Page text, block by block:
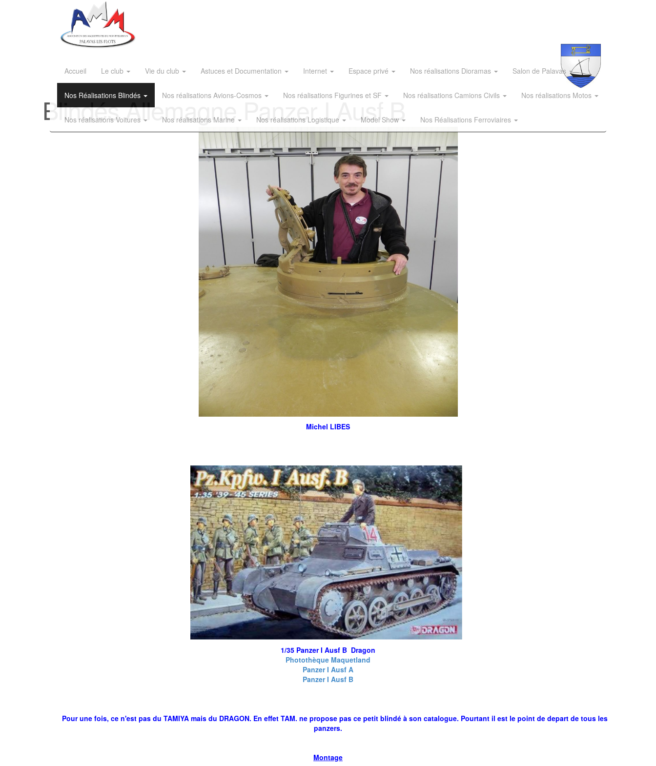
Accueil Le club Vie du club Astuces et Documentation Internet Espace privé Nos réalisations Dioramas Salon de Palavas
Nos Réalisations Blindés Nos réalisations Avions-Cosmos Nos réalisations Figurines et SF Nos réalisations Camions Civils Nos réalisations Motos
Nos réalisations Voitures Nos réalisations Marine Nos réalisations Logistique Model Show Nos Réalisations Ferroviaires
Blindés Allemagne Panzer I Ausf B
Michel LIBES
1/35 Panzer I Ausf B Dragon
Photothèque Maquetland
Panzer I Ausf A
Panzer I Ausf B
Pour une fois, ce n'est pas du TAMIYA mais du DRAGON. En effet TAM. ne propose pas ce petit blindé à son catalogue. Pourtant il est le point de depart de tous les
panzers.
Montage